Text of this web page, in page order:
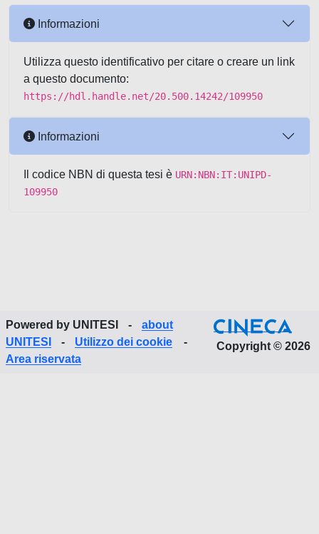
Informazioni
Utilizza questo identificativo per citare o creare un link
a questo documento:
https://hdl.handle.net/20.500.14242/109950
Informazioni
Il codice NBN di questa tesi è URN:NBN:IT:UNIPD-
109950
Powered by UNITESI -
about
UNITESI
- Utilizzo dei cookie
-
Area riservata
Copyright © 2026